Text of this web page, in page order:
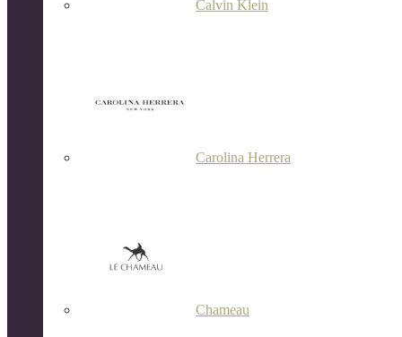
Calvin Klein
Carolina Herrera
Chameau